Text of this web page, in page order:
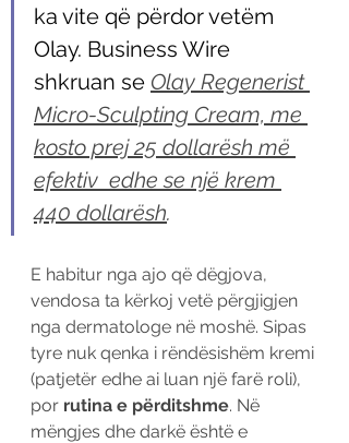
ka vite që përdor vetëm
Olay. Business Wire
shkruan se Olay Regenerist
Micro-Sculpting Cream, me
kosto prej 25 dollarësh më
efektiv  edhe se një krem
440 dollarësh.
E habitur nga ajo që dëgjova,
vendosa ta kërkoj vetë përgjigjen
nga dermatologe në moshë. Sipas
tyre nuk qenka i rëndësishëm kremi
(patjetër edhe ai luan një farë roli),
por rutina e përditshme. Në
mëngjes dhe darkë është e